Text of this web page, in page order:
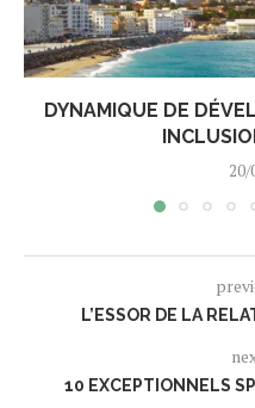
DYNAMIQUE DE
20/
L’ESSOR DE LA
10 EXCEPTIONNELS